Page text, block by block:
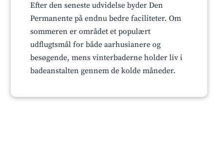
Efter den seneste udvidelse byder Den
Permanente på endnu bedre faciliteter. Om
sommeren er området et populært
udflugtsmål for både aarhusianere og
besøgende, mens vinterbaderne holder liv i
badeanstalten gennem de kolde måneder.